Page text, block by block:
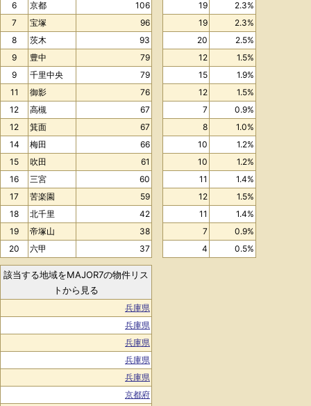
6 京都
106
7
宝塚
96
8
茨木
93
9
豊中
79
9
千里中央
79
11
御影
76
12
高槻
67
12
箕面
67
14
梅田
66
15
吹田
61
16
三宮
60
17
苦楽園
59
18
北千里
42
19
帝塚山
38
20
六甲 37
19
2.3%
19
2.3%
20
2.5%
12
1.5%
15
1.9%
12
1.5%
7
0.9%
8
1.0%
10
1.2%
10
1.2%
11
1.4%
12
1.5%
11
1.4%
7
0.9%
4
0.5%
該当する地域をMAJOR7の物件リス
トから見る
兵庫県
兵庫県
兵庫県
兵庫県
兵庫県
京都府